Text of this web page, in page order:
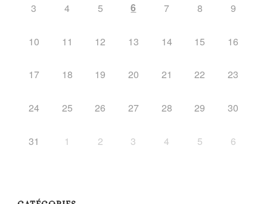
3 4 5 6 7 8 9
10 11 12 13 14 15 16
17 18 19 20 21 22 23
24 25 26 27 28 29 30
31 1 2 3 4 5 6